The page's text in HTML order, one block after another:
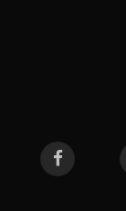
Facebook